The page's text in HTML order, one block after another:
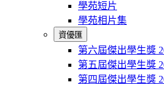
學苑短片
學苑相片集
資優匯
第六屆傑出學生獎
第五屆傑出學生獎
第四屆傑出學生獎